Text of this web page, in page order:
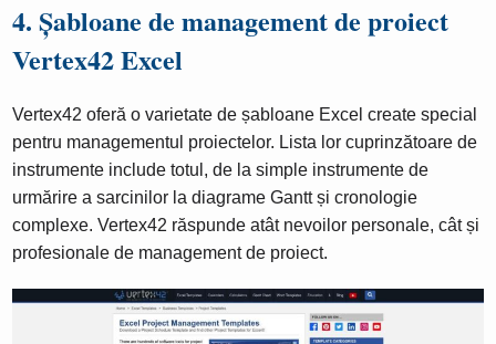
4. Șabloane de management de proiect
Vertex42 Excel
Vertex42 oferă o varietate de șabloane Excel create special
pentru managementul proiectelor. Lista lor cuprinzătoare de
instrumente include totul, de la simple instrumente de
urmărire a sarcinilor la diagrame Gantt și cronologie
complexe. Vertex42 răspunde atât nevoilor personale, cât și
profesionale de management de proiect.